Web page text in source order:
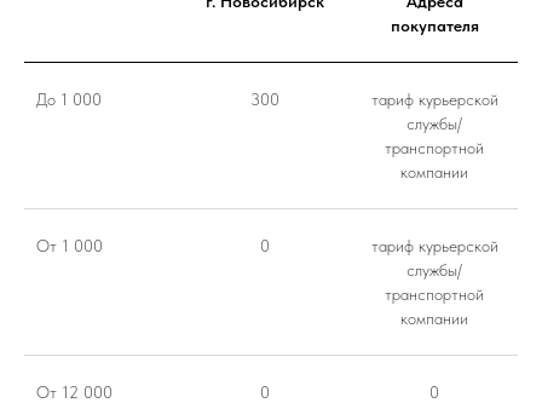
покупателя
До 1 000 300
тариф курьерской
службы/
транспортной
компании
От 1 000 0
тариф курьерской
службы/
транспортной
компании
От 12 000 0 0